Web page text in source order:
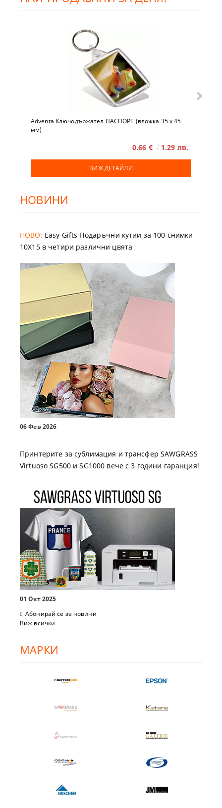
Adventa Ключодържател ПАСПОРТ (вложка 35 x 45
мм)
0.66 € 1.29 лв.
ВИЖ ДЕТАЙЛИ
НОВИНИ
НОВО: Easy Gifts Подаръчни кутии за 100 снимки
10X15 в четири различни цвята
06 Фев 2026
Принтерите за сублимация и трансфер SAWGRASS
Virtuoso SG500 и SG1000 вече с 3 години гаранция!
01 Окт 2025
Абонирай се за новини
Виж всички
МАРКИ